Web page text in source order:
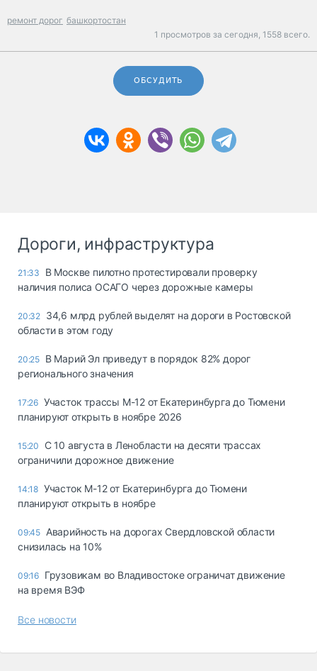
ремонт дорог башкортостан
1 просмотров за сегодня, 1558 всего.
ОБСУДИТЬ
Дороги, инфраструктура
21:33
В Москве пилотно протестировали проверку
наличия полиса ОСАГО через дорожные камеры
20:32 34,6 млрд рублей выделят на дороги в Ростовской
области в этом году
20:25 В Марий Эл приведут в порядок 82% дорог
регионального значения
17:26 Участок трассы М-12 от Екатеринбурга до Тюмени
планируют открыть в ноябре 2026
15:20
С 10 августа в Ленобласти на десяти трассах
ограничили дорожное движение
14:18 Участок М-12 от Екатеринбурга до Тюмени
планируют открыть в ноябре
09:45 Аварийность на дорогах Свердловской области
снизилась на 10%
09:16 Грузовикам во Владивостоке ограничат движение
на время ВЭФ
Все новости